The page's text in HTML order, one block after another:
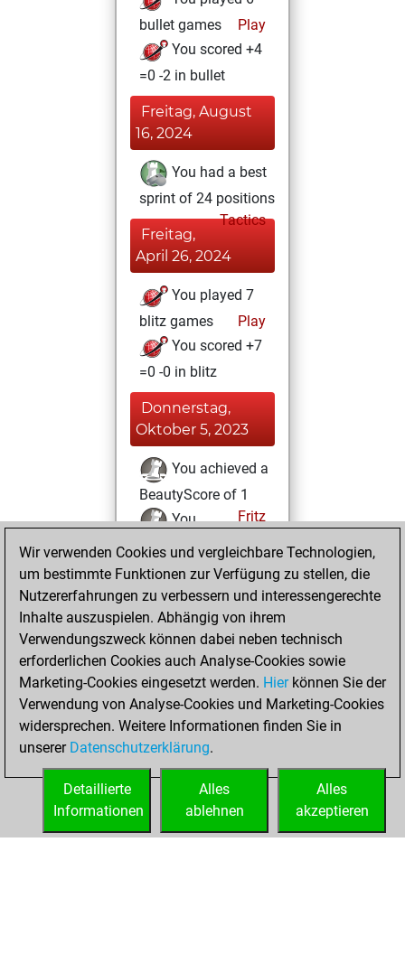
bullet games
Play
You scored +4
=0 -2 in bullet
Freitag, August
16, 2024
You had a best
sprint of 24 positions
Tactics
Freitag,
April 26, 2024
You played 7
blitz games
Play
You scored +7
=0 -0 in blitz
Donnerstag,
Oktober 5, 2023
You achieved a
BeautyScore of 1
Fritz
You
achieved a new Elo
of 1588
Freitag,
September 15,
2023
You created
your Fritz account
Fritz
You
account
Studies
Wir verwenden Cookies und vergleichbare Technologien,
um bestimmte Funktionen zur Verfügung zu stellen, die
Nutzererfahrungen zu verbessern und interessengerechte
Inhalte auszuspielen. Abhängig von ihrem
Verwendungszweck können dabei neben technisch
erforderlichen Cookies auch Analyse-Cookies sowie
Marketing-Cookies eingesetzt werden. Hierkönnen Sie der
Verwendung von Analyse-Cookies und Marketing-Cookies
widersprechen. Weitere Informationen finden Sie in
unserer Datenschutzerklärung.
Alles
akzeptieren
Alles
ablehnen
Detaillierte
Informationen